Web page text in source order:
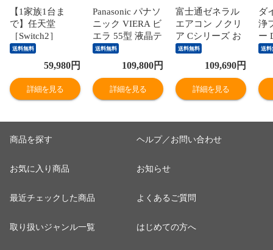
【1家族1台ま
で】任天堂
［Switch2］
Nintendo
Switch2（日本
語・国内専用）
本体 BEE-S-
KB6CA
送料無料
59,980円
詳細を見る
Panasonic パナソ
ニック VIERA ビ
エラ 55型 液晶テ
レビ 4K対応
W90A Fire TV
Youtube Netflix
【配送のみ 設置
なし 軒先渡し】
TV-55W90A
送料無料
109,800円
詳細を見る
富士通ゼネラル
エアコン ノクリ
ア Cシリーズ お
もに18畳用/単相
200V 2025年モデ
ル【配送のみ 設
置なし 軒先渡
し】 AS-C565S2-
送料無料
109,690円
詳細を見る
ダ
浄
ー
首
送料
商品を探す
お気に入り商品
最近チェックした商品
取り扱いジャンル一覧
ヘルプ／お問い合わせ
お知らせ
よくあるご質問
はじめての方へ